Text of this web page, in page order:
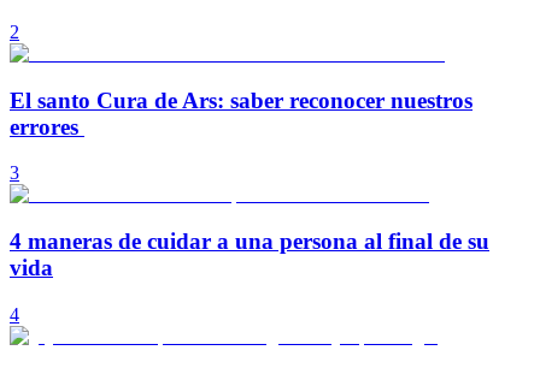
2
El santo Cura de Ars: saber reconocer nuestros
errores
3
4 maneras de cuidar a una persona al final de su
vida
4